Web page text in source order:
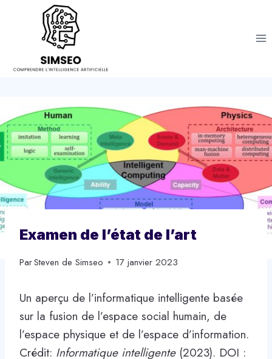
Examen de l’état de l’art
ParSteven de Simseo 17 janvier 2023
Un aperçu de l’informatique intelligente basée
sur la fusion de l’espace social humain, de
l’espace physique et de l’espace d’information.
Crédit: Informatique intelligente(2023). DOI :